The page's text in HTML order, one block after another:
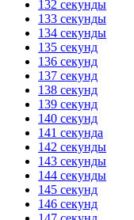
132 секунды
133 секунды
134 секунды
135 секунд
136 секунд
137 секунд
138 секунд
139 секунд
140 секунд
141 секунда
142 секунды
143 секунды
144 секунды
145 секунд
146 секунд